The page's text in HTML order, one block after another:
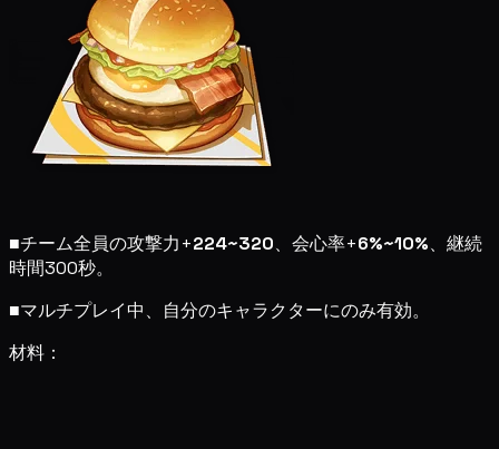
■チーム全員の攻撃力+224~320、会心率+6%~10%、継続
時間300秒。
■マルチプレイ中、自分のキャラクターにのみ有効。
材料：